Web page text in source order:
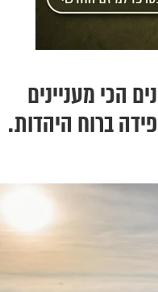
הכי מעניינים
ברוח היהדות.